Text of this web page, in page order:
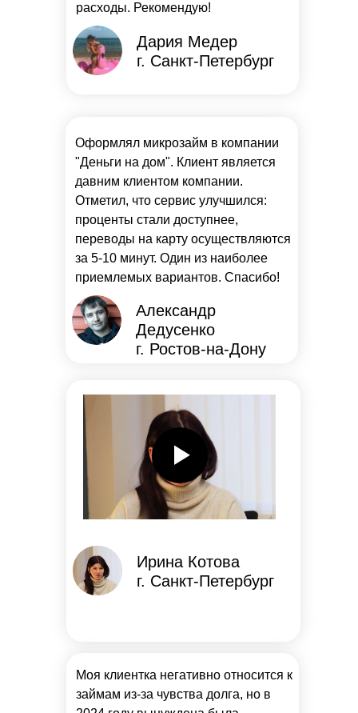
Оформлял микрозайм в компании
"Деньги на дом". Клиент является
давним клиентом компании.
Отметил, что сервис улучшился:
проценты стали доступнее,
переводы на карту осуществляются
за 5-10 минут. Один из наиболее
приемлемых вариантов. Спасибо!
Александр
Дедусенко
г. Ростов-на-Дону
Ирина Котова
г. Санкт-Петербург
расходы. Рекомендую!
Дария Медер
г. Санкт-Петербург
Моя клиентка негативно относится к
займам из-за чувства долга, но в